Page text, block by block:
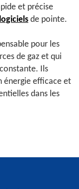
et précise
de pointe.
pour les
de gaz et qui
Ils
énergie efficace et
dans les